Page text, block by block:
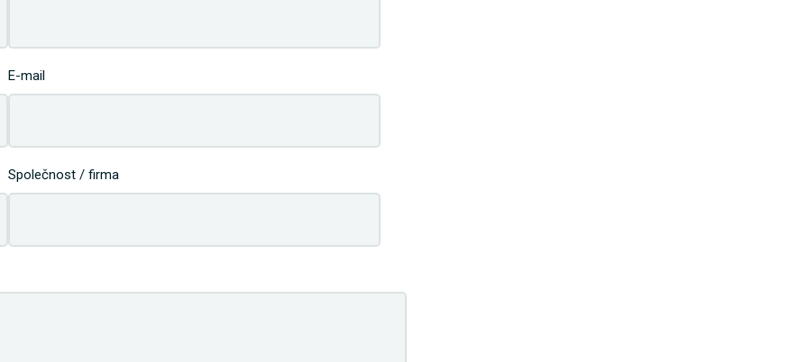
E-mail
Společnost / firma